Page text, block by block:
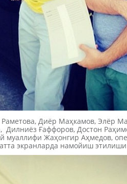
Диёр Маҳкамов, Элёр
Ғаффоров, Достон
муаллифи Жаҳонгир Аҳмедов,
экранларда намойиш